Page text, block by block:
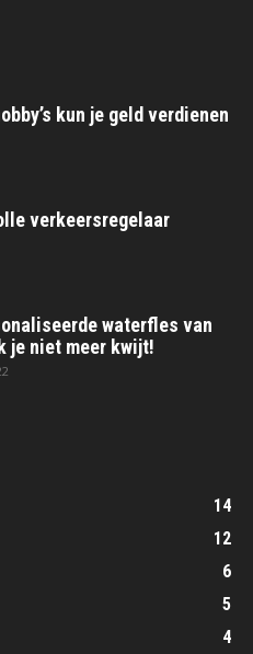
kun je geld verdienen
verkeersregelaar
waterfles van
je niet meer kwijt!
14
12
6
5
4